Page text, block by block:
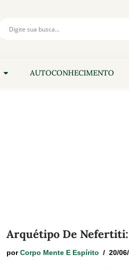
AUTOCONHECIMENTO
Arquétipo De Nefertiti:
por Corpo Mente E Espírito 20/